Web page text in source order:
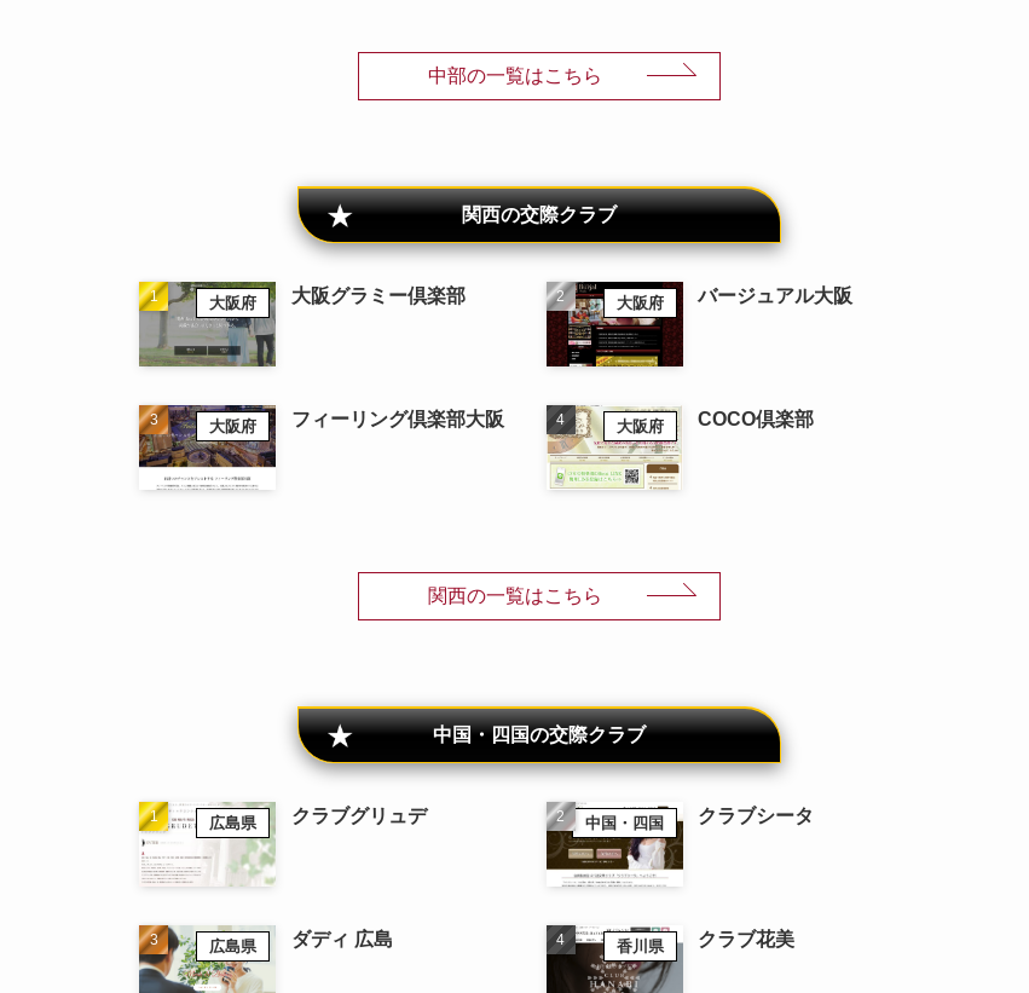
中部の一覧はこちら
関西の交際クラブ
大阪府 大阪グラミー倶楽部 大阪府 バージュアル大阪
大阪府 フィーリング倶楽部大阪 大阪府 COCO倶楽部
関西の一覧はこちら
中国・四国の交際クラブ
広島県 クラブグリュデ 中国・四国 クラブシータ
広島県 ダディ 広島 香川県 クラブ花美